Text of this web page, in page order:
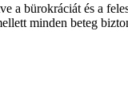
a bürokráciát és a
minden beteg